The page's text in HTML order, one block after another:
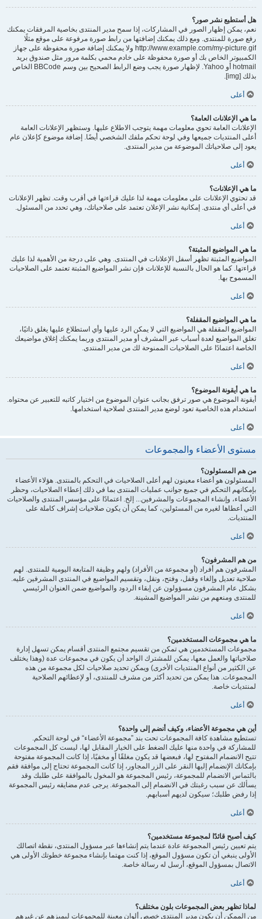
هل أستطيع نشر صور؟
نعم، يمكن إظهار الصور في المشاركات، إذا سمح مدير المنتدى بخاصية المرفقات يمكنك
رفع صورة للمنتدى. ومع ذلك يمكنك إضافتها من رابط صورة مرفوعة على موقع مثلًا
http://www.example.com/my-picture.gif ولا يمكنك إضافة صورة محفوظة على جهاز
الكمبيوتر الخاص بك أو صورة محفوظة على خادم محمي بكلمة مرور مثل صندوق بريد
hotmail أو Yahoo. لإظهار صورة يجب وضع الرابط الصحيح بين وسم BBCode الخاص
بذلك [img].
أعلى
ما هي الإعلانات العامة؟
الإعلانات العامة تحوي معلومات مهمة يتوجب الاطلاع عليها. وستظهر الإعلانات العامة
أعلى المنتديات جميعها وفي لوحة تحكم ملفك الشخصي أيضًا. إضافة موضوع كإعلان عام
يعود إلى صلاحياتك الموضوعة من مدير المنتدى.
أعلى
ما هي الإعلانات؟
قد تحتوي الإعلانات على معلومات مهمة لذا عليك قراءتها في أقرب وقت. تظهر الإعلانات
في أعلى أي منتدى. إمكانية نشر الإعلان تعتمد على صلاحياتك، وهي تحدد من المسئول.
أعلى
ما هي المواضيع المثبتة؟
المواضيع المثبتة تظهر أسفل الإعلانات في المنتدى. وهي على درجة من الأهمية لذا عليك
قراءتها. كما هو الحال بالنسبة للإعلانات فإن نشر المواضيع المثبتة تعتمد على الصلاحيات
المسموح بها.
أعلى
ما هي المواضيع المقفلة؟
المواضيع المقفلة هي المواضيع التي لا يمكن الرد عليها وأي استطلاع عليها يغلق ذاتيًا،
تغلق المواضيع لعدة أسباب عبر المشرف أو مدير المنتدى وربما يمكنك إغلاق مواضيعك
الخاصة اعتمادًا على الصلاحيات الممنوحة لك من مدير المنتدى.
أعلى
ما هي أيقونة الموضوع؟
أيقونة الموضوع هي صور ترفق بجانب عنوان الموضوع من اختيار كاتبه للتعبير عن محتواه.
استخدام هذه الخاصية تعود لوضع مدير المنتدى لصلاحية استخدامها.
أعلى
مستوى الأعضاء والمجموعات
من هم المسئولون؟
المسئولون هو أعضاء معينون لهم أعلى الصلاحيات في التحكم بالمنتدى. هؤلاء الأعضاء
بإمكانهم التحكم في جميع جوانب عمليات المنتدى بما في ذلك إعطاء الصلاحيات، وحظر
الأعضاء، وإنشاء المجموعات والمشرفين... إلخ. اعتمادًا على مؤسس المنتدى والصلاحيات
التي أعطاها لغيره من المسئولين، كما يمكن أن يكون صلاحيات إشراف كاملة على
المنتديات.
أعلى
من هم المشرفون؟
المشرفون هم أفراد (أو مجموعة من الأفراد) ولهم وظيفة المتابعة اليومية للمنتدى. لهم
صلاحية تعديل وإلغاء وقفل، وفتح، ونقل، وتقسيم المواضيع في المنتدى المشرفين عليه.
بشكل عام المشرفون مسؤولون عن إبقاء الردود والمواضيع ضمن العنوان الرئيسي
للمنتدى ومنعهم من نشر المواضيع المشينة.
أعلى
ما هي مجموعات المستخدمين؟
مجموعات المستخدمين هي تمكن من تقسيم مجتمع المنتدى أقسام يمكن تسهل إدارة
صلاحياتها والعمل معها، يمكن للمشترك الواحد أن يكون في مجموعات عدة (وهذا يختلف
عن الكثير من أنواع المنتديات الأخرى) ويمكن تحديد صلاحيات لكل مجموعة من هذه
المجموعات. هذا يمكن من تحديد أكثر من مشرف للمنتدى، أو لإعطائهم الصلاحية
لمنتديات خاصة.
أعلى
أين هي مجموعة الأعضاء، وكيف أنضم إلى واحدة؟
تستطيع مشاهدة كافة المجموعات تحت بند ”مجموعة الأعضاء“ في لوحة التحكم.
للمشاركة في واحدة منها عليك الضغط على الخيار المقابل لها، ليست كل المجموعات
تتيح الانضمام المفتوح لها، فبعضها قد يكون مغلقًا أو مخفيًا، إذا كانت المجموعة مفتوحة
بإمكانك الإنضمام إليها النقر على الزر المجاور، إذا كانت المجموعة تحتاج إلى موافقة فقم
بالتماس الانضمام للمجموعة، رئيس المجموعة هو المخول بالموافقة على طلبك وقد
يسألك عن سبب رغبتك في الانضمام إلى المجموعة. يرجى عدم مضايقه رئيس المجموعة
إذا رفض طلبك؛ سيكون لديهم أسبابهم.
أعلى
كيف أصبح قائدًا لمجموعة مستخدمين؟
يتم تعيين رئيس المجموعة عادة عندما يتم إنشاءها عبر مسؤول المنتدى، نقطة اتصالك
الأولى ينبغي أن تكون مسؤول الموقع، إذا كنت مهتما بإنشاء مجموعة خطوتك الأولى هي
الاتصال بمسؤول الموقع، أرسل له رسالة خاصة.
أعلى
لماذا تظهر بعض المجموعات بلون مختلف؟
من الممكن أن يكون مدير المنتدى خصص ألوان معينة للمجموعات ليميزهم عن غيرهم